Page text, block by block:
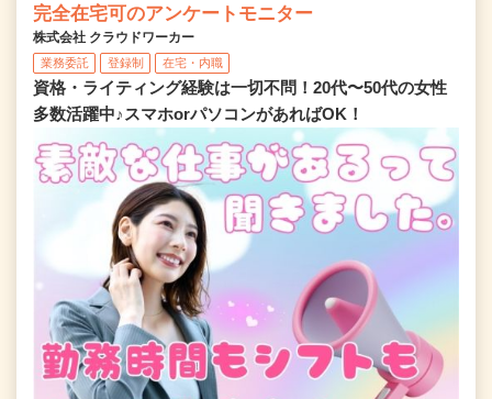
完全在宅可のアンケートモニター
株式会社 クラウドワーカー
業務委託 登録制 在宅・内職
資格・ライティング経験は一切不問！20代〜50代の女性
多数活躍中♪スマホorパソコンがあればOK！